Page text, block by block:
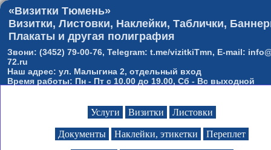
«Визитки Тюмень»
Визитки, Листовки, Наклейки, Таблички,
Плакаты и другая полиграфия
Звони: (3452) 79-00-76, Telegram: t.me/vizitkiTmn, E-mail:
72.ru
Наш адрес: ул. Малыгина 2, отдельный вход
Время работы: Пн - Пт с 10.00 до 19.00, Сб - Вс выходной
Услуги Визитки Листовки
Документы Наклейки, этикетки Переплет